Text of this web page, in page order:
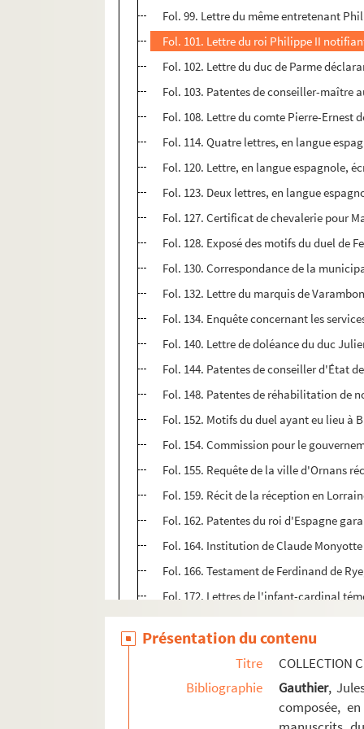
Fol. 99. Lettre du même entretenant
Fol. 101. Lettre du roi Philippe II
Fol. 102. Lettre du duc de Parme
Fol. 103. Patentes de conseiller-maître
Fol. 108. Lettre du comte Pierre-Ernest
Fol. 114. Quatre lettres, en langue
Fol. 120. Lettre, en langue espagnole,
Fol. 123. Deux lettres, en langue
Fol. 127. Certificat de chevalerie pour
Fol. 128. Exposé des motifs du duel de
Fol. 130. Correspondance de la
Fol. 132. Lettre du marquis de
Fol. 134. Enquête concernant les
Fol. 140. Lettre de doléance du duc
Fol. 144. Patentes de conseiller d'État
Fol. 148. Patentes de réhabilitation de
Fol. 152. Motifs du duel ayant eu lieu à
Fol. 154. Commission pour le
Fol. 155. Requête de la ville d'Ornans
Fol. 159. Récit de la réception en
Fol. 162. Patentes du roi d'Espagne
Fol. 164. Institution de Claude
Fol. 166. Testament de Ferdinand de
Fol. 172. Lettres de l'infant-cardinal
Fol. 173. Autre patente de garantie
Fol. 175. Instructions du roi d'Espagne
Fol. 178. Lettres patentes de Louis
Fol. 179. Relation, en langue latine,
Fol. 188. Requête au roi d'Espagne,
Présentation du contenu
Titre
COLLECTION
Bibliographie
Gauthier,
composée,